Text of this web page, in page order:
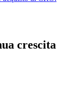
crescita